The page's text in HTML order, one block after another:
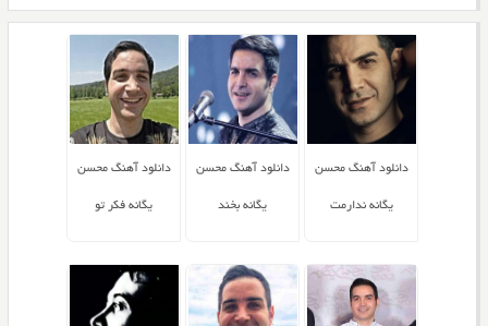
دانلود آهنگ محسن
یگانه ندارمت
دانلود آهنگ محسن
یگانه بخند
دانلود آهنگ محسن
یگانه فکر تو